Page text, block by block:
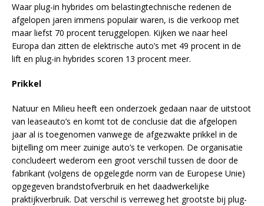
Waar plug-in hybrides om belastingtechnische redenen de
afgelopen jaren immens populair waren, is die verkoop met
maar liefst 70 procent teruggelopen. Kijken we naar heel
Europa dan zitten de elektrische auto’s met 49 procent in de
lift en plug-in hybrides scoren 13 procent meer.
Prikkel
Natuur en Milieu heeft een onderzoek gedaan naar de uitstoot
van leaseauto’s en komt tot de conclusie dat die afgelopen
jaar al is toegenomen vanwege de afgezwakte prikkel in de
bijtelling om meer zuinige auto’s te verkopen. De organisatie
concludeert wederom een groot verschil tussen de door de
fabrikant (volgens de opgelegde norm van de Europese Unie)
opgegeven brandstofverbruik en het daadwerkelijke
praktijkverbruik. Dat verschil is verreweg het grootste bij plug-